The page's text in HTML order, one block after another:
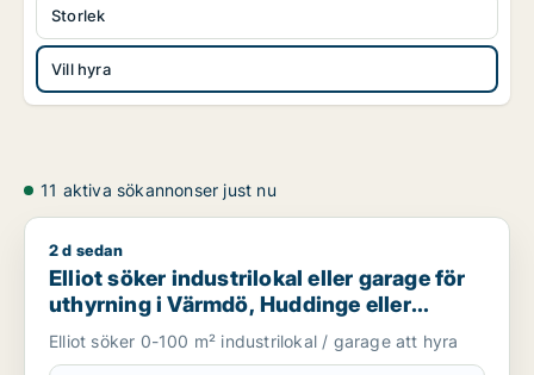
Vill hyra
Storlek
11 aktiva sökannonser just nu
Elliot söker industrilokal eller garage för uthyrning i
2 d sedan
Elliot söker industrilokal eller garage för
uthyrning i Värmdö, Huddinge eller
Botkyrka m.fl.
Elliot söker 0-100 m² industrilokal / garage att hyra